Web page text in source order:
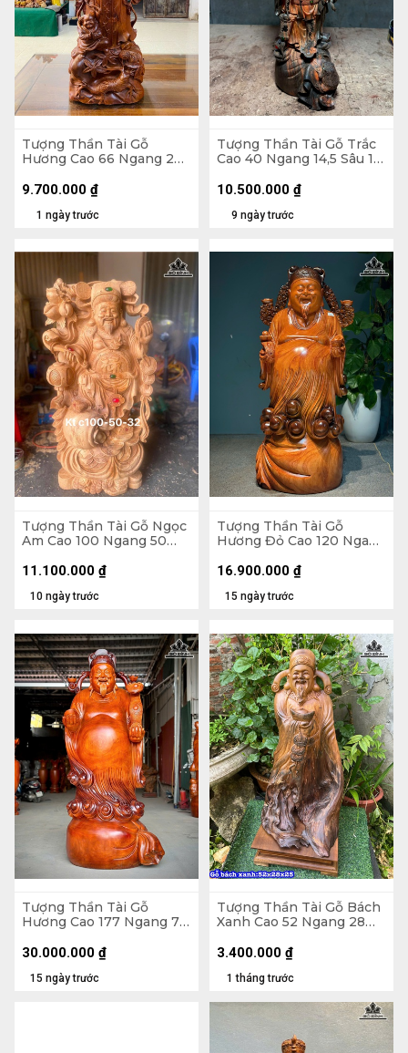
Tượng Thần Tài Gỗ
Hương Cao 66 Ngang 26
1 ngày trước
9.700.000 ₫
Tượng Thần Tài Gỗ Trắc
Cao 40 Ngang 14,5 Sâu 17
9 ngày trước
10.500.000 ₫
Tượng Thần Tài Gỗ Ngọc
Am Cao 100 Ngang 50
10 ngày trước
11.100.000 ₫
Tượng Thần Tài Gỗ
Hương Đỏ Cao 120 Ngang
15 ngày trước
16.900.000 ₫
Tượng Thần Tài Gỗ
Hương Cao 177 Ngang 77
15 ngày trước
30.000.000 ₫
Tượng Thần Tài Gỗ Bách
Xanh Cao 52 Ngang 28
1 tháng trước
3.400.000 ₫